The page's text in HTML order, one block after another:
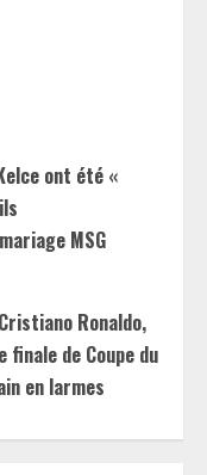
ont été «
MSG
Ronaldo,
de Coupe du
en larmes